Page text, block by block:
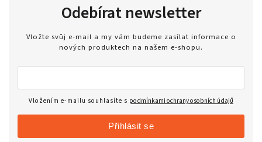
Odebírat newsletter
Vložte svůj e-mail a my vám budeme zasílat informace o
nových produktech na našem e-shopu.
Vložením e-mailu souhlasíte s podmínkami ochrany osobních údajů
Přihlásit se